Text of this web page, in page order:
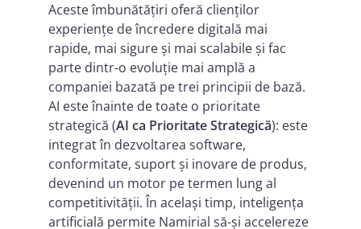
Aceste îmbunătățiri oferă clienților
experiențe de încredere digitală mai
rapide, mai sigure și mai scalabile și fac
parte dintr-o evoluție mai amplă a
companiei bazată pe trei principii de bază.
AI este înainte de toate o prioritate
strategică (AI ca Prioritate Strategică): este
integrat în dezvoltarea software,
conformitate, suport și inovare de produs,
devenind un motor pe termen lung al
competitivității. În același timp, inteligența
artificială permite Namirial să-și accelereze